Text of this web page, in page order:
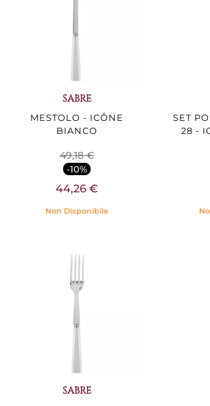
SABRE
MESTOLO - ICÔNE
BIANCO
49,18 €
-10%
44,26 €
Non Disponibile
SET
28 -
SABRE